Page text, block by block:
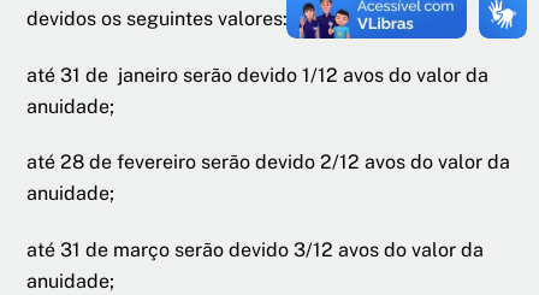
devidos os seguintes valores:
até 31 de janeiro serão devido 1/12 avos do valor da
anuidade;
até 28 de fevereiro serão devido 2/12 avos do valor da
anuidade;
até 31 de março serão devido 3/12 avos do valor da
anuidade;